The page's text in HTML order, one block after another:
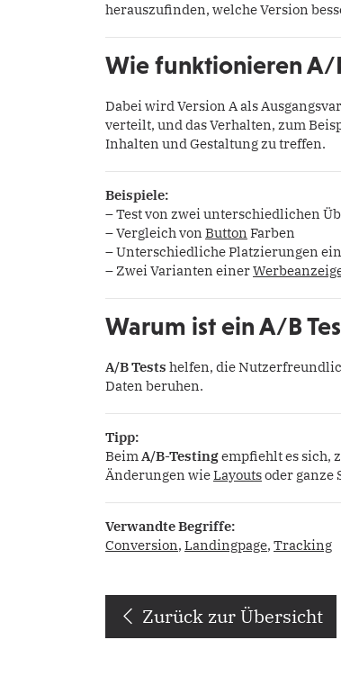
herauszufinden, welche Version
Wie funktionieren A/
Dabei wird Version A als
verteilt, und das Verhalten, zum
Inhalten und Gestaltung zu treffen.
Beispiele:
– Test von zwei unterschiedlichen
– Vergleich von Button Farben
– Unterschiedliche Platzierungen
– Zwei Varianten einer
Warum ist ein A/B
A/B Tests helfen, die
Daten beruhen.
Tipp:
BeimA/B-Testingempfiehlt es sich,
Änderungen wieLayoutsoder ganze
Verwandte Begriffe:
Conversion, Landingpage, Tracking
Zurück zur Übersicht